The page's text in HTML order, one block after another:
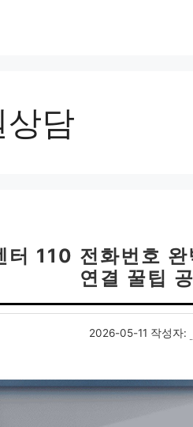
상담
터 110 전화번호
연결 꿀팁
2026-05-11 작성자: